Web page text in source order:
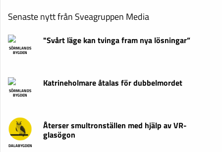
Senaste nytt från Sveagruppen Media
SÖRMLANDS
BYGDEN
"Svårt läge kan tvinga fram nya lösningar”
SÖRMLANDS
BYGDEN
Katrineholmare åtalas för dubbelmordet
DALABYGDEN
Återser smultronställen med hjälp av VR-
glasögon